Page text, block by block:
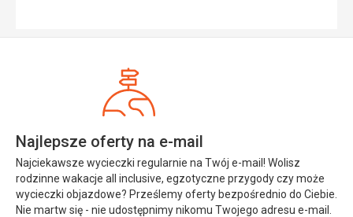
Najlepsze oferty na e-mail
Najciekawsze wycieczki regularnie na Twój e-mail! Wolisz
rodzinne wakacje all inclusive, egzotyczne przygody czy może
wycieczki objazdowe? Prześlemy oferty bezpośrednio do Ciebie.
Nie martw się - nie udostępnimy nikomu Twojego adresu e-mail.